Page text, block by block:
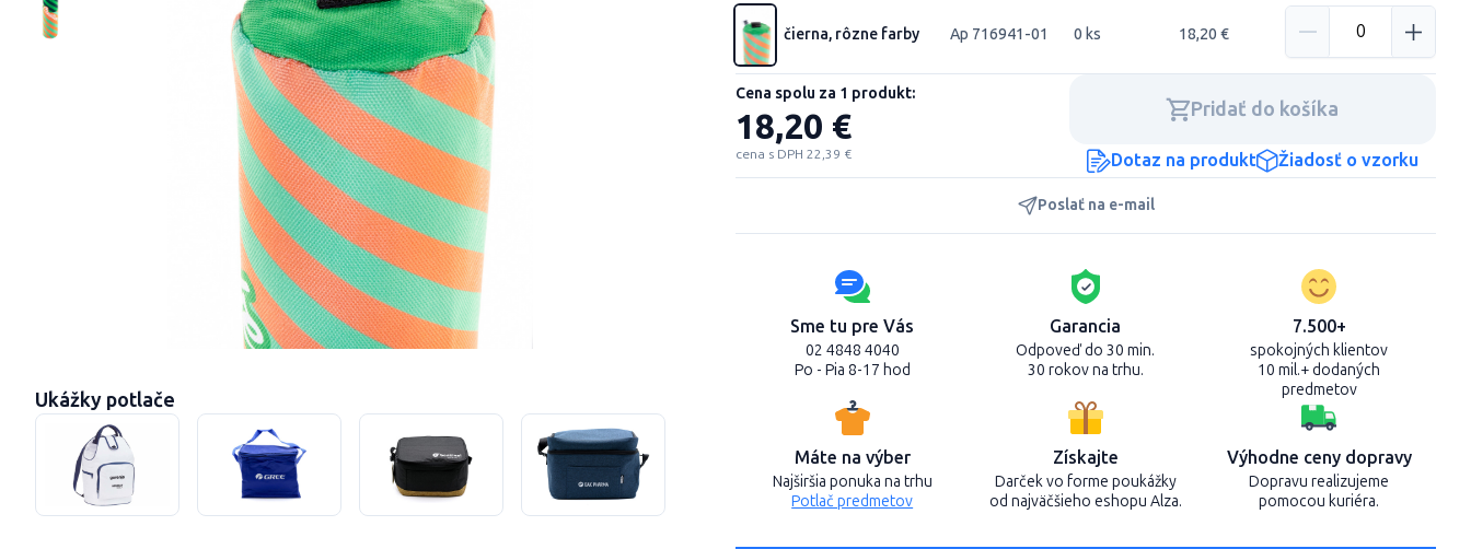
čierna, rôzne farby Ap 716941-01 0 ks 18,20 €
Cena spolu za 1 produkt:
18,20 €
cena s DPH 22,39 €
Pridať do košíka
Dotaz na produkt Žiadosť o vzorku
Poslať na e-mail
Sme tu pre Vás
02 4848 4040
Po - Pia 8-17 hod
Garancia
Odpoveď do 30 min.
30 rokov na trhu.
7.500+
spokojných klientov
10 mil.+ dodaných
predmetov
Máte na výber
Najširšia ponuka na trhu
Potlač predmetov
Získajte
Darček vo forme poukážky
od najväčšieho eshopu Alza.
Výhodne ceny dopravy
Dopravu realizujeme
pomocou kuriéra.
Ukážky potlače